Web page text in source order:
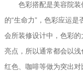
色彩搭配是美容院装
的“生命力”，色彩应运是
会所装修设计中，色彩的
亮点，所以通常都会以
红色、咖啡等做为突出对